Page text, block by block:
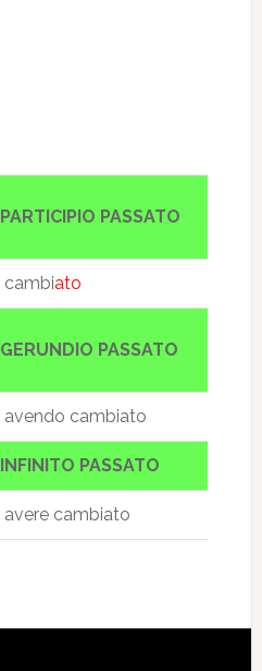
PARTICIPIO PASSATO
cambiato
GERUNDIO PASSATO
avendo cambiato
INFINITO PASSATO
avere cambiato